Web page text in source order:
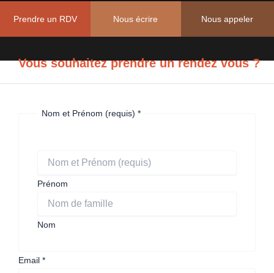
En savoir plus
Prendre un RDV Nous écrire Nous appeler
Vous souhaitez prendre un rendez vous ?
Nom et Prénom (requis) *
Prénom
Nom
Email *